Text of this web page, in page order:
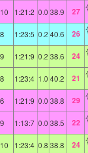
1:21:2 0.0 38.9 27
1:23:5 0.2 40.6 26
1:21:9 0.2 38.6 24
1:23:4 1.0 40.2 21
1:21:9 0.0 38.8 29
1:13:7 0.0 38.5 22
1:23:4 0.8 38.8 24